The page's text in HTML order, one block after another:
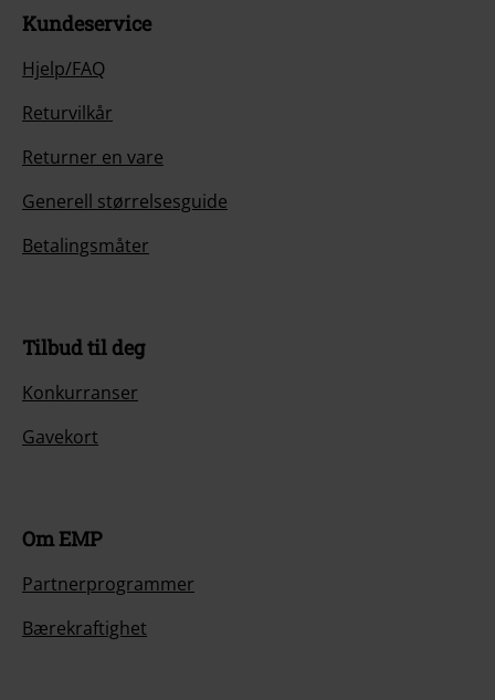
Kundeservice
Hjelp/FAQ
Returvilkår
Returner en vare
Generell størrelsesguide
Betalingsmåter
Tilbud til deg
Konkurranser
Gavekort
Om EMP
Partnerprogrammer
Bærekraftighet